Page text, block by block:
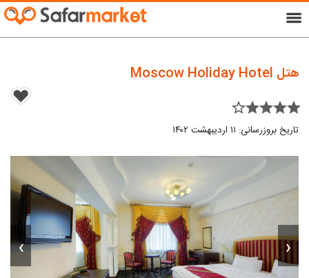
menu
هتل Moscow Holiday Hotel
star_border star star star star
تاریخ بروزرسانی: ۱۱ اردیبهشت ۱۴۰۲
‹
›